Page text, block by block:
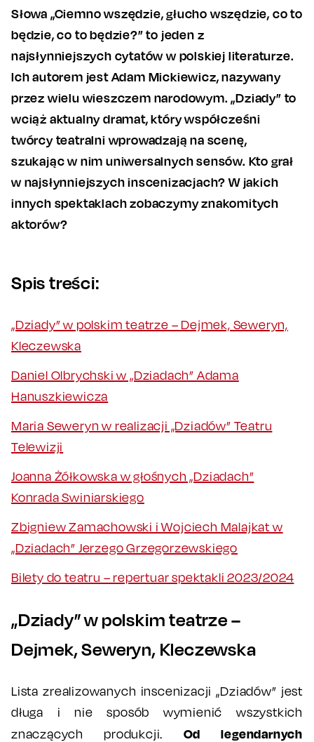
Słowa „Ciemno wszędzie, głucho wszędzie, co to
będzie, co to będzie?” to jeden z
najsłynniejszych cytatów w polskiej literaturze.
Ich autorem jest Adam Mickiewicz, nazywany
przez wielu wieszczem narodowym. „Dziady” to
wciąż aktualny dramat, który współcześni
twórcy teatralni wprowadzają na scenę,
szukając w nim uniwersalnych sensów. Kto grał
w najsłynniejszych inscenizacjach? W jakich
innych spektaklach zobaczymy znakomitych
aktorów?
Spis treści:
„Dziady” w polskim teatrze – Dejmek, Seweryn,
Kleczewska
Daniel Olbrychski w „Dziadach” Adama
Hanuszkiewicza
Maria Seweryn w realizacji „Dziadów” Teatru
Telewizji
Joanna Żółkowska w głośnych „Dziadach”
Konrada Swiniarskiego
Zbigniew Zamachowski i Wojciech Malajkat w
„Dziadach” Jerzego Grzegorzewskiego
Bilety do teatru – repertuar spektakli 2023/2024
„Dziady” w polskim teatrze –
Dejmek, Seweryn, Kleczewska
Lista zrealizowanych inscenizacji „Dziadów” jest
długa i nie sposób wymienić wszystkich
znaczących produkcji. Od legendarnych